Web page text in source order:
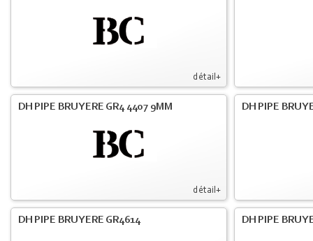
détail+
détail+
DH PIPE BRUYERE GR4 4407 9MM DH PIPE
DH PIPE BRUYERE GR4614 DH PIPE